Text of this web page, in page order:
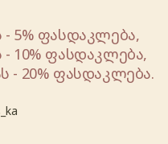
- 5% ფასდაკლება,
- 10% ფასდაკლება,
- 20% ფასდაკლება.